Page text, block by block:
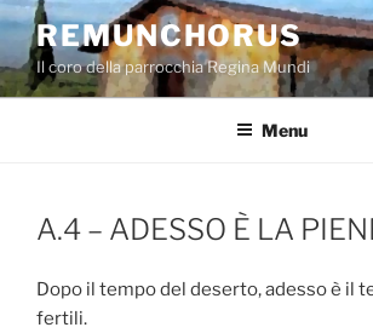
Salta
contenuto
REMUNCHORUS
Il coro della parrocchia Regina Mundi
Menu
A.4 – ADESSO È LA
Dopo il tempo del deserto, adesso è il
fertili.